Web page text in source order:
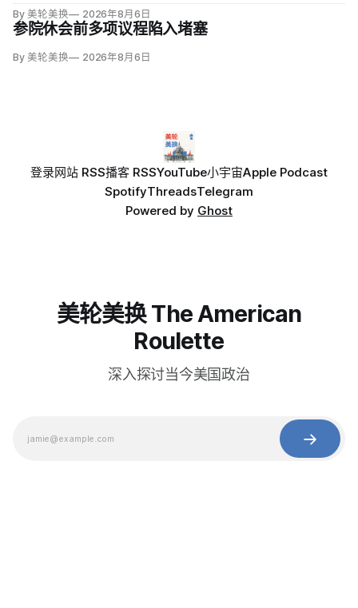
伙伴乃至外国领导人谈生意。
By 美轮美换 2026年8月6日
参院休会前多项议程陷入堵塞
By 美轮美换 2026年8月6日
登录网站 RSS播客 RSSYouTube小宇宙Apple Podcast
SpotifyThreadsTelegram
Powered by Ghost
美轮美换 The American
Roulette
深入探讨当今美国政治